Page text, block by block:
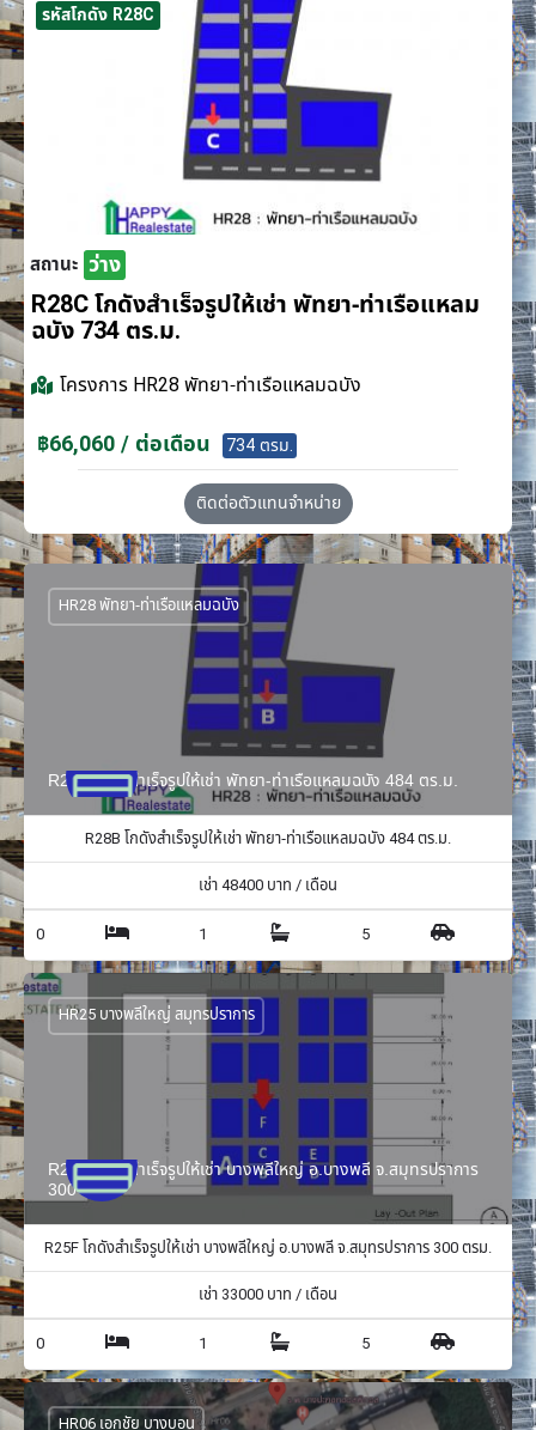
รหัสโกดัง R28C
สถานะ ว่าง
R28C โกดังสำเร็จรูปให้เช่า พัทยา-ท่าเรือแหลม
ฉบัง 734 ตร.ม.
โครงการ HR28 พัทยา-ท่าเรือแหลมฉบัง
฿66,060 / ต่อเดือน 734 ตรม.
ติดต่อตัวแทนจำหน่าย
R28B โกดังสำเร็จรูปให้เช่า พัทยา-ท่าเรือแหลมฉบัง 484 ตร.ม.
HR28 พัทยา-ท่าเรือแหลมฉบัง
R28B โกดังสำเร็จรูปให้เช่า พัทยา-ท่าเรือแหลมฉบัง 484 ตร.ม.
เช่า48400 บาท / เดือน
0 1 5
R25F โกดังสำเร็จรูปให้เช่า บางพลีใหญ่ อ.บางพลี จ.สมุทรปราการ
300 ตรม.
HR25 บางพลีใหญ่ สมุทรปราการ
R25F โกดังสำเร็จรูปให้เช่า บางพลีใหญ่ อ.บางพลี จ.สมุทรปราการ 300 ตรม.
เช่า 33000 บาท / เดือน
0 1 5
HR06 เอกชัย บางบอน